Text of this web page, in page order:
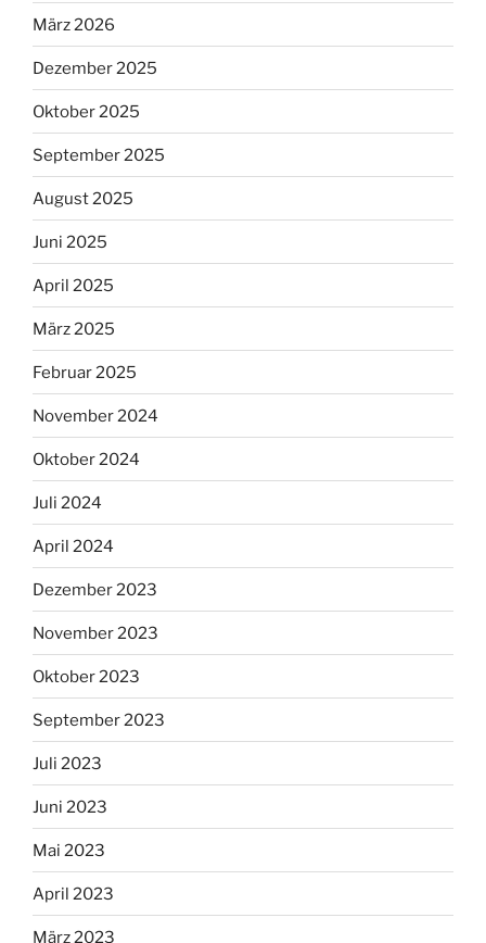
März 2026
Dezember 2025
Oktober 2025
September 2025
August 2025
Juni 2025
April 2025
März 2025
Februar 2025
November 2024
Oktober 2024
Juli 2024
April 2024
Dezember 2023
November 2023
Oktober 2023
September 2023
Juli 2023
Juni 2023
Mai 2023
April 2023
März 2023